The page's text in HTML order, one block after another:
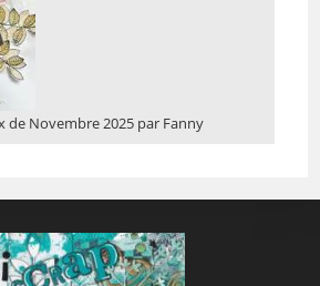
de Novembre 2025 par Fanny